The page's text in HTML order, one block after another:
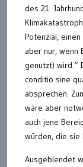
des 21.
Potenzial,
aber nur, wenn
genutzt) wird.“
conditio sine
absprechen.
wäre aber
auch jene
würden, die sie
Ausgeblendet